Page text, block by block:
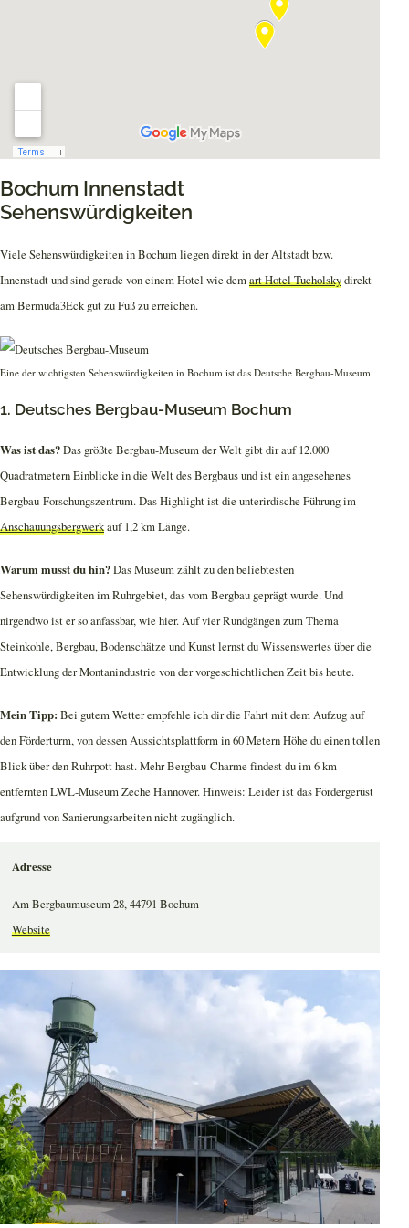
Bochum Innenstadt
Sehenswürdigkeiten
Viele Sehenswürdigkeiten in Bochum liegen direkt in der Altstadt bzw.
Innenstadt und sind gerade von einem Hotel wie demart Hotel Tucholskydirekt
am Bermuda3Eck gut zu Fuß zu erreichen.
Eine der wichtigsten Sehenswürdigkeiten in Bochum ist das Deutsche Bergbau-Museum.
1. Deutsches Bergbau-Museum Bochum
Was ist das?Das größte Bergbau-Museum der Welt gibt dir auf 12.000
Quadratmetern Einblicke in die Welt des Bergbaus und ist ein angesehenes
Bergbau-Forschungszentrum. Das Highlight ist die unterirdische Führung im
Anschauungsbergwerkauf 1,2 km Länge.
Warum musst du hin?Das Museum zählt zu den beliebtesten
Sehenswürdigkeiten im Ruhrgebiet, das vom Bergbau geprägt wurde. Und
nirgendwo ist er so anfassbar, wie hier. Auf vier Rundgängen zum Thema
Steinkohle, Bergbau, Bodenschätze und Kunst lernst du Wissenswertes über die
Entwicklung der Montanindustrie von der vorgeschichtlichen Zeit bis heute.
Mein Tipp: Bei gutem Wetter empfehle ich dir die Fahrt mit dem Aufzug auf
den Förderturm, von dessen Aussichtsplattform in 60 Metern Höhe du einen tollen
Blick über den Ruhrpott hast. Mehr Bergbau-Charme findest du im 6 km
entfernten LWL-Museum Zeche Hannover. Hinweis: Leider ist das Fördergerüst
aufgrund von Sanierungsarbeiten nicht zugänglich.
Adresse
Am Bergbaumuseum 28, 44791 Bochum
Website